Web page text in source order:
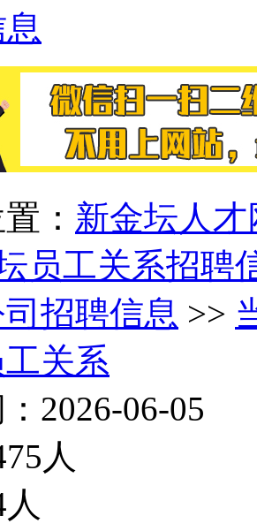
： 新金坛人才
员工关系招聘
招聘信息 >>
关系
2026-06-05
人